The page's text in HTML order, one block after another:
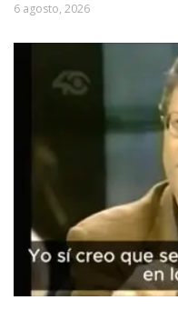
6 agosto, 2026